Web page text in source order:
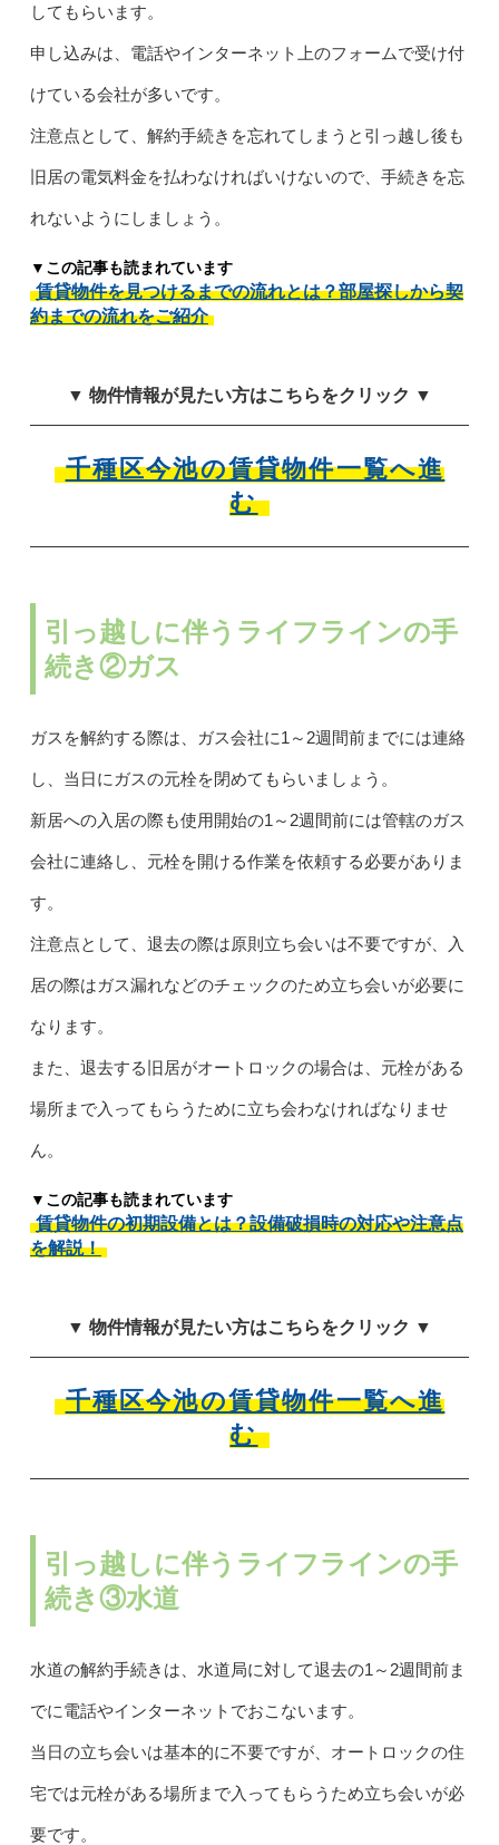
してもらいます。
申し込みは、電話やインターネット上のフォームで受け付
けている会社が多いです。
注意点として、解約手続きを忘れてしまうと引っ越し後も
旧居の電気料金を払わなければいけないので、手続きを忘
れないようにしましょう。
▼この記事も読まれています
賃貸物件を見つけるまでの流れとは？部屋探しから契
約までの流れをご紹介
▼ 物件情報が見たい方はこちらをクリック ▼
千種区今池の賃貸物件一覧へ進
む
引っ越しに伴うライフラインの手
続き②ガス
ガスを解約する際は、ガス会社に1～2週間前までには連絡
し、当日にガスの元栓を閉めてもらいましょう。
新居への入居の際も使用開始の1～2週間前には管轄のガス
会社に連絡し、元栓を開ける作業を依頼する必要がありま
す。
注意点として、退去の際は原則立ち会いは不要ですが、入
居の際はガス漏れなどのチェックのため立ち会いが必要に
なります。
また、退去する旧居がオートロックの場合は、元栓がある
場所まで入ってもらうために立ち会わなければなりませ
ん。
▼この記事も読まれています
賃貸物件の初期設備とは？設備破損時の対応や注意点
を解説！
▼ 物件情報が見たい方はこちらをクリック ▼
千種区今池の賃貸物件一覧へ進
む
引っ越しに伴うライフラインの手
続き③水道
水道の解約手続きは、水道局に対して退去の1～2週間前ま
でに電話やインターネットでおこないます。
当日の立ち会いは基本的に不要ですが、オートロックの住
宅では元栓がある場所まで入ってもらうため立ち会いが必
要です。